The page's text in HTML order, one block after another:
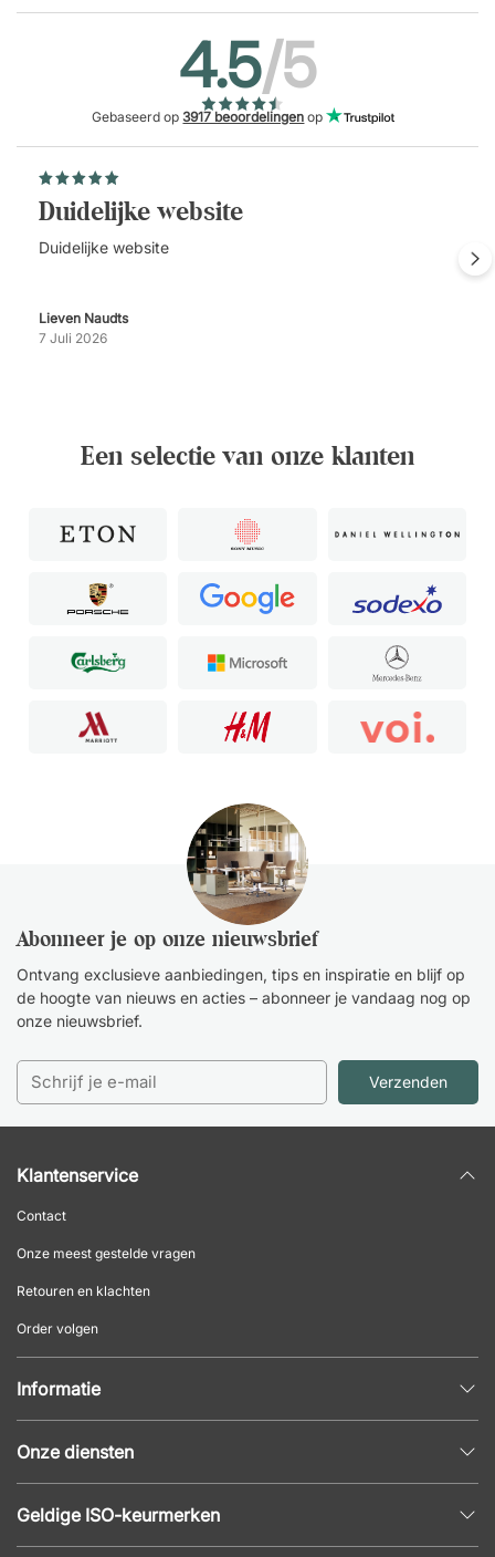
4.5/5
Gebaseerd op3917 beoordelingen op
Duidelijke website
Duidelijke website
Lieven Naudts
7 Juli 2026
Een selectie van onze klanten
Abonneer je op onze nieuwsbrief
Ontvang exclusieve aanbiedingen, tips en inspiratie en blijf op
de hoogte van nieuws en acties – abonneer je vandaag nog op
onze nieuwsbrief.
Verzenden
Klantenservice
Contact
Onze meest gestelde vragen
Retouren en klachten
Order volgen
Informatie
Populaire pagina's
Onze diensten
Kantoormeubilair offerte
Geldige ISO-keurmerken